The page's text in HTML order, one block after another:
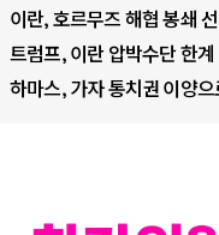
이란, 호르무즈 해협 봉쇄
트럼프, 이란 압박수단 한계
하마스, 가자 통치권 이양